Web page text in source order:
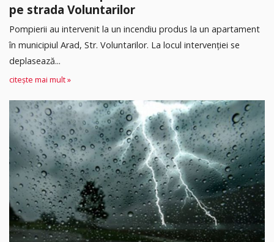
pe strada Voluntarilor
Pompierii au intervenit la un incendiu produs la un apartament
în municipiul Arad, Str. Voluntarilor. La locul intervenției se
deplasează...
citește mai mult »